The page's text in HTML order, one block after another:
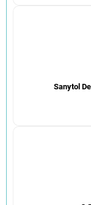
Sanytol